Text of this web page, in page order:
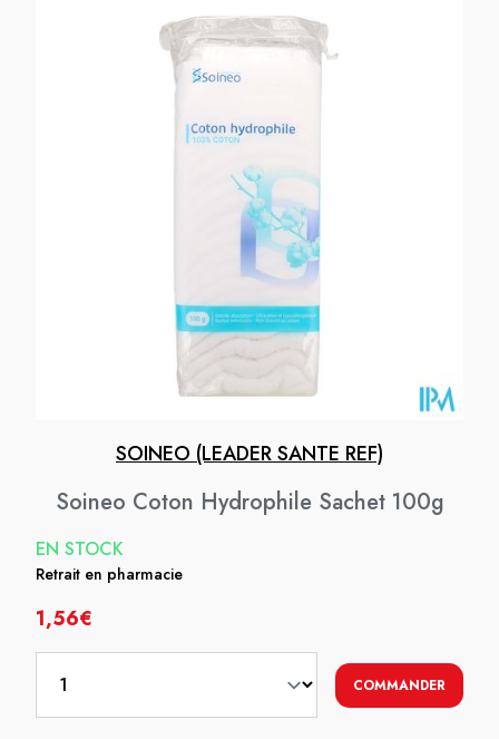
SOINEO (LEADER SANTE REF)
Soineo Coton Hydrophile Sachet 100g
EN STOCK
Retrait en pharmacie
1,56€
COMMANDER